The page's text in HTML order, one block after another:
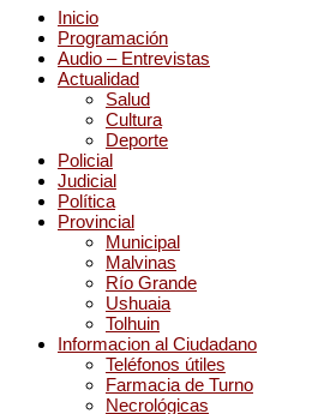
Inicio
Programación
Audio – Entrevistas
Actualidad
Salud
Cultura
Deporte
Policial
Judicial
Política
Provincial
Municipal
Malvinas
Río Grande
Ushuaia
Tolhuin
Informacion al Ciudadano
Teléfonos útiles
Farmacia de Turno
Necrológicas